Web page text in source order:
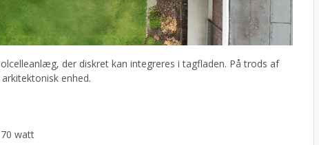
der diskret kan integreres i tagfladen. På trods af
enhed.
watt